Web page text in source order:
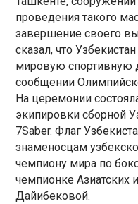
проведения такого
завершение своего
сказал, что
мировую спортивную
сообщении
На церемонии
экипировки сборной
7Saber. Флаг
знаменосцам
чемпиону мира по
чемпионке Азиатских
Дайибековой.